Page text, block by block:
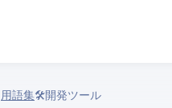
用語集› 🛠️ 開発ツール › HTTPie